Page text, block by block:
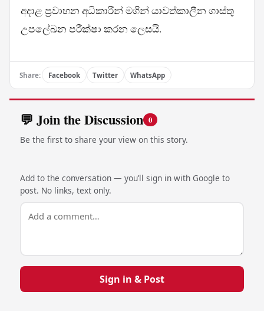
අදාළ ප්‍රවාහන අධිකාරීන් මගින් යාවත්කාලීන ගාස්තු
උපලේඛන පරීක්ෂා කරන ලෙසයි.
Share: Facebook Twitter WhatsApp
💬 Join the Discussion 0
Be the first to share your view on this story.
Add to the conversation — you’ll sign in with Google to
post. No links, text only.
Sign in & Post